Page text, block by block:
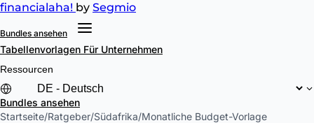
financialaha! by Segmio
Bundles ansehen
Tabellenvorlagen Für Unternehmen
Ressourcen
Bundles ansehen
Startseite/Ratgeber/Südafrika/Monatliche Budget-Vorlage